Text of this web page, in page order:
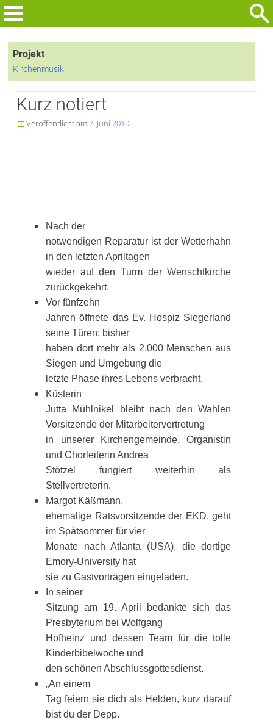
Zum
Inhalt
nach:Projekt
Kirchenmusik
Kurz notiert
Veröffentlicht am7. Juni 2010
Nach der
notwendigen Reparatur ist der Wetterhahn
in den letzten Apriltagen
wieder auf den Turm der Wenschtkirche
zurückgekehrt.
Vor fünfzehn
Jahren öffnete das Ev. Hospiz Siegerland
seine Türen; bisher
haben dort mehr als 2.000 Menschen aus
Siegen und Umgebung die
letzte Phase ihres Lebens verbracht.
Küsterin
Jutta Mühlnikel bleibt nach den Wahlen
Vorsitzende der Mitarbeitervertretung
in unserer Kirchengemeinde, Organistin
und Chorleiterin Andrea
Stötzel fungiert weiterhin als
Stellvertreterin.
Margot Käßmann,
ehemalige Ratsvorsitzende der EKD, geht
im Spätsommer für vier
Monate nach Atlanta (USA), die dortige
Emory-University hat
sie zu Gastvorträgen eingeladen.
In seiner
Sitzung am 19. April bedankte sich das
Presbyterium bei Wolfgang
Hofheinz und dessen Team für die tolle
Kinderbibelwoche und
den schönen Abschlussgottesdienst.
„An einem
Tag feiern sie dich als Helden, kurz darauf
bist du der Depp.